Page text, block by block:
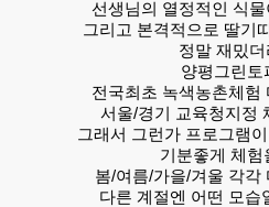
선생님의 열정적인 식
그리고 본격적으로 딸기
정말 재밌더
양평그린토
전국최초 녹색농촌체험
서울/경기 교육청지정
그래서 그런가 프로그램
기분좋게 체험
봄/여름/가을/겨울 각각
다른 계절엔 어떤 모습